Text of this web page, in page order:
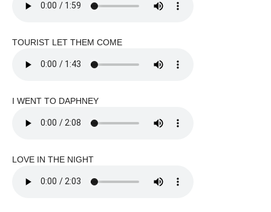
TOURIST LET THEM COME
I WENT TO DAPHNEY
LOVE IN THE NIGHT